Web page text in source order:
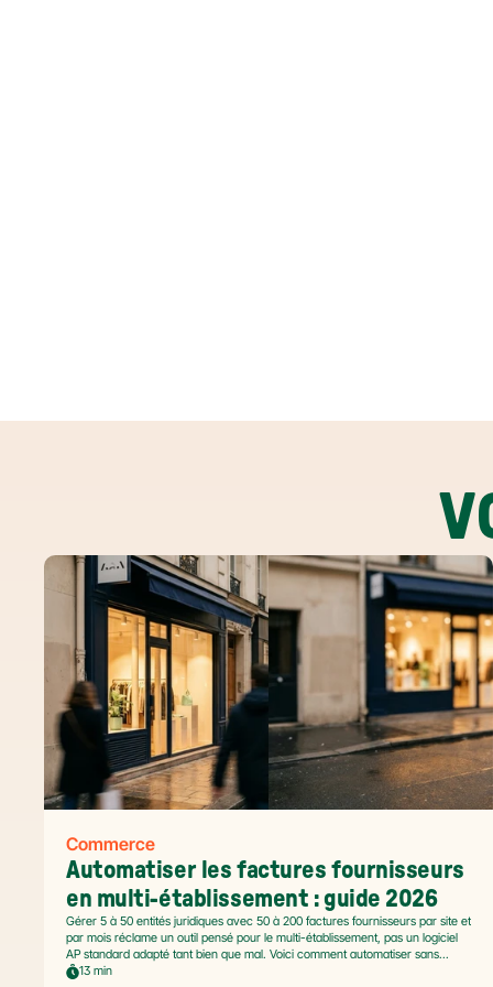
Commerce
Automatiser les factures fournisseurs
en multi-établissement : guide 2026
Gérer 5 à 50 entités juridiques avec 50 à 200 factures fournisseurs par site et
par mois réclame un outil pensé pour le multi-établissement, pas un logiciel
AP standard adapté tant bien que mal. Voici comment automatiser sans
casser la gouvernance locale, capturer le levier BFR et tenir l'échéance de
13 min